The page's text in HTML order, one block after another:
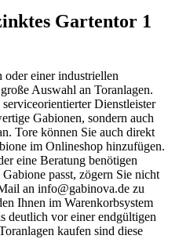
Gartentor 1
oder einer industriellen
Auswahl an Toranlagen.
Dienstleister
Gabionen, sondern auch
Tore können Sie auch direkt
im Onlineshop hinzufügen.
eine Beratung benötigen
passt, zögern Sie nicht
an info@gabinova.de zu
Ihnen im Warenkorbsystem
deutlich vor einer endgültigen
kaufen sind diese